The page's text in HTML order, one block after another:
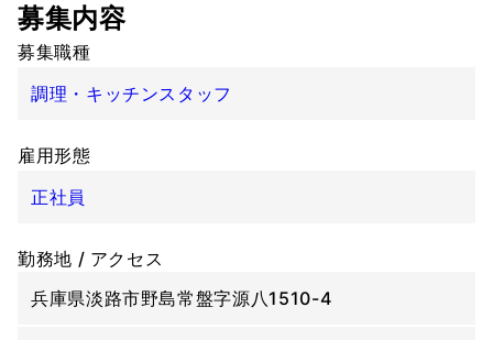
募集内容
募集職種
調理・キッチンスタッフ
雇用形態
正社員
勤務地 / アクセス
兵庫県淡路市野島常盤字源八1510-4